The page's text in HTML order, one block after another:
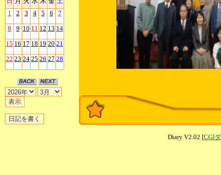
1
2 3 4 5 6 7
8 9 10 11 12 13 14
15 16 17 18 19 20 21
22 23 24 25 26 27 28
Diary V2.02 [CGI